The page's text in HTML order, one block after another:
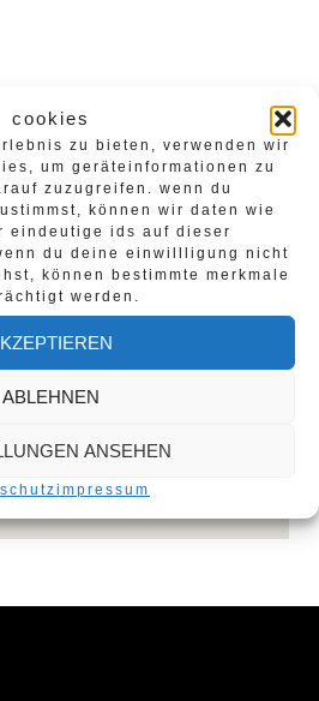
cookies
zu bieten, verwenden wir
um geräteinformationen zu
zuzugreifen. wenn du
können wir daten wie
eindeutige ids auf dieser
du deine einwillligung nicht
können bestimmte merkmale
werden.
ABLEHNEN
ANSEHEN
impressum
2